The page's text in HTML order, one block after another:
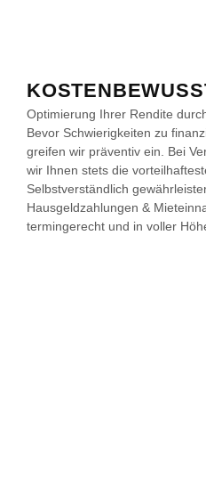
Optimierung Ihrer Rendite
Bevor Schwierigkeiten zu
greifen wir präventiv ein. Bei
wir Ihnen stets die
Selbstverständlich
Hausgeldzahlungen &
termingerecht und in voller